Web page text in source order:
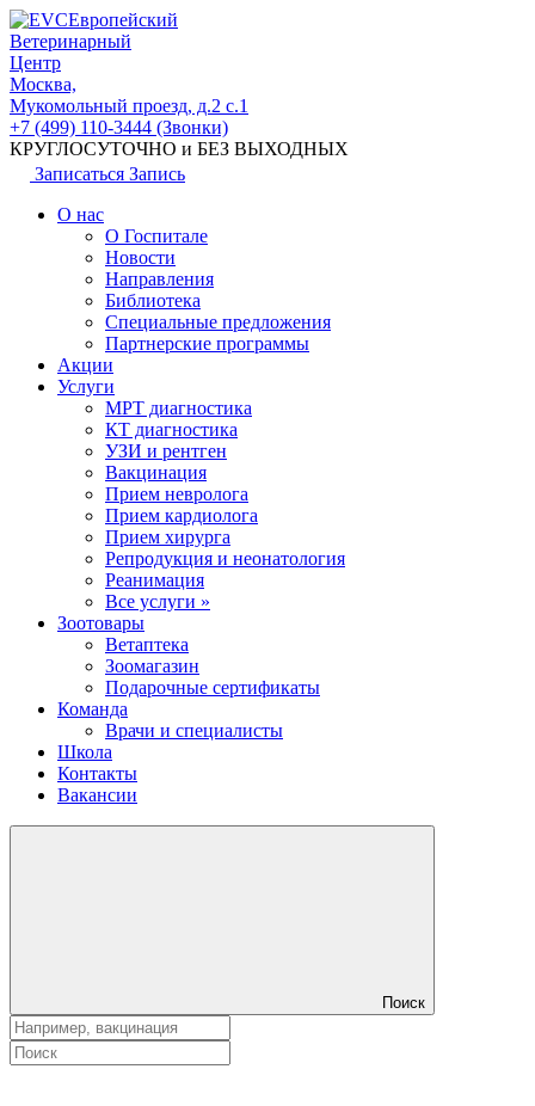
Европейский
Ветеринарный
Центр
Москва,
Мукомольный проезд, д.2 с.1
+7 (499) 110-3444 (Звонки)
КРУГЛОСУТОЧНО и БЕЗ ВЫХОДНЫХ
Записаться Запись
О нас
О Госпитале
Новости
Направления
Библиотека
Специальные предложения
Партнерские программы
Акции
Услуги
МРТ диагностика
КТ диагностика
УЗИ и рентген
Вакцинация
Прием невролога
Прием кардиолога
Прием хирурга
Репродукция и неонатология
Реанимация
Все услуги »
Зоотовары
Ветаптека
Зоомагазин
Подарочные сертификаты
Команда
Врачи и специалисты
Школа
Контакты
Вакансии
Поиск